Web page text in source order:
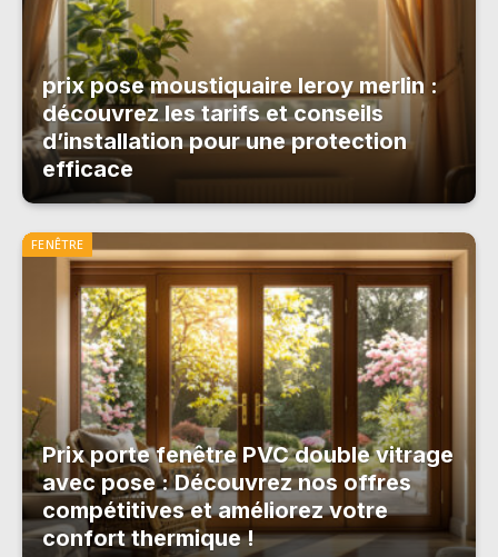
prix pose moustiquaire leroy merlin :
découvrez les tarifs et conseils
d’installation pour une protection
efficace
FENÊTRE
Prix porte fenêtre PVC double vitrage
avec pose : Découvrez nos offres
compétitives et améliorez votre
confort thermique !